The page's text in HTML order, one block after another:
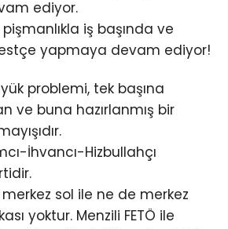
ediyor.
iş başında ve
yapmaya devam ediyor!
problemi, tek başına
ve buna hazırlanmış bir
İhvancı-Hizbullahçı
sol ile ne de merkez
yoktur. Menzili FETÖ ile